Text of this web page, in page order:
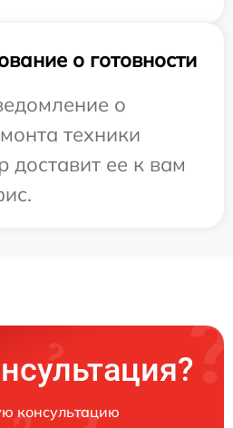
о готовности
о
техники
доставит ее к вам
консультацию